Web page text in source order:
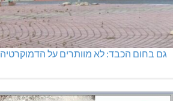
גם בחום הכבד: לא מוותרים על הדמוקרטיה